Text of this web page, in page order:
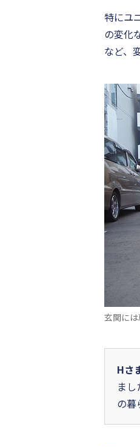
特にユ
の変化
など、
玄関に
Hさ
ま
の暮